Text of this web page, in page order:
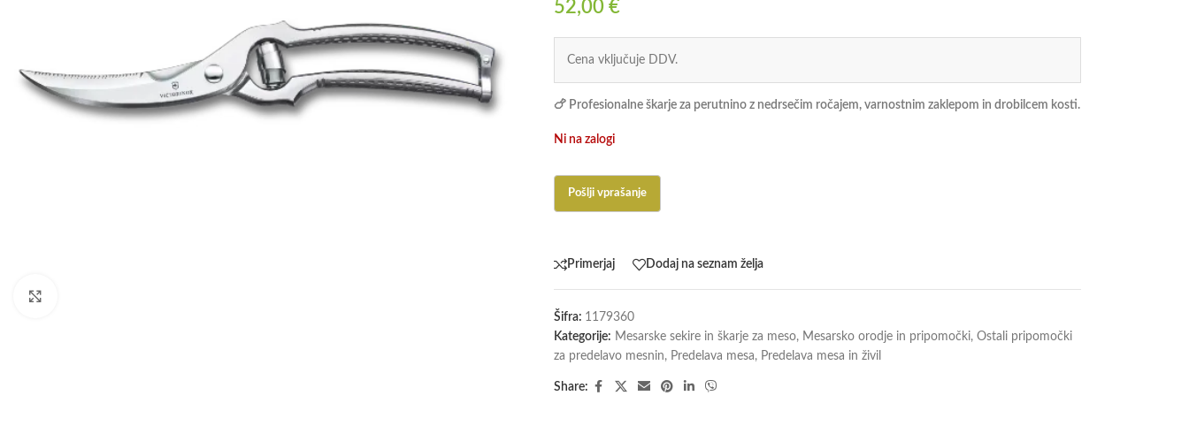
52,00 €
Cena vključuje DDV.
🍗 Profesionalne škarje za perutnino z nedrsečim ročajem, varnostnim zaklepom in drobilcem kosti.
Ni na zalogi
Primerjaj Dodaj na seznam želja
Šifra: 1179360
Kategorije: Mesarske sekire in škarje za meso, Mesarsko orodje in pripomočki, Ostali pripomočki
za predelavo mesnin, Predelava mesa, Predelava mesa in živil
Share: